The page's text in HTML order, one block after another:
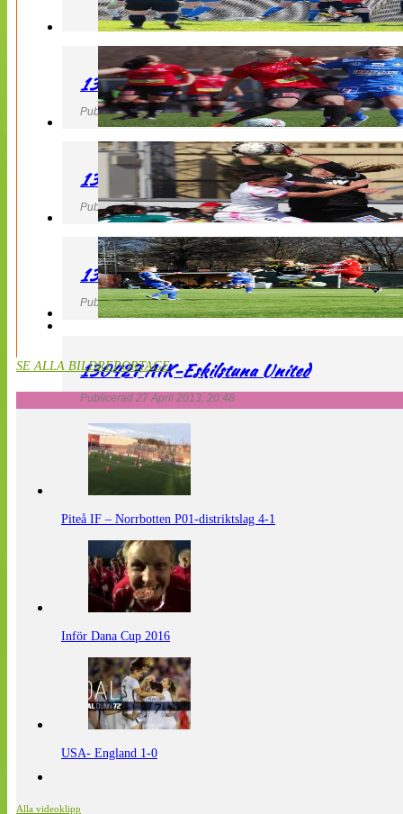
130427 LB 07 – QBIK
Publicerad 27 April 2013, 22:40
130427 IF Limhamn Bunkeflo – QBIK
Publicerad 27 April 2013, 21:10
130427 LdB FC Malmö – Mallbackens IF
Publicerad 27 April 2013, 20:54
130427 AIK-Eskilstuna United
Publicerad 27 April 2013, 20:48
SE ALLA BILDREPORTAGE
Piteå IF – Norrbotten P01-distriktslag 4-1
Inför Dana Cup 2016
USA- England 1-0
Alla videoklipp